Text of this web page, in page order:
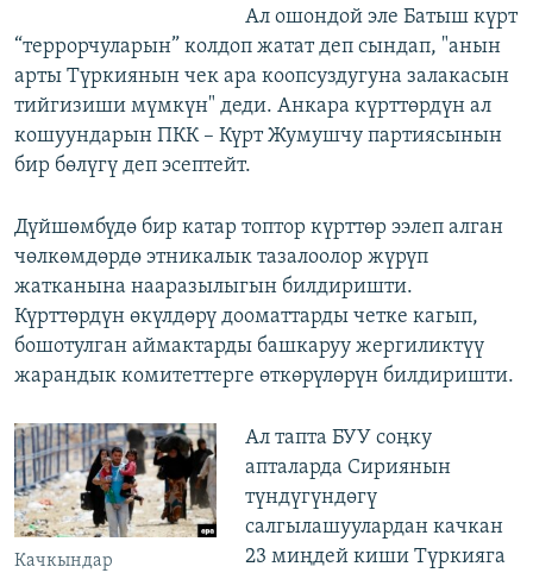
Ал ошондой эле Батыш күрт
“террорчуларын” колдоп жатат деп сындап, "анын
арты Түркиянын чек ара коопсуздугуна залакасын
тийгизиши мүмкүн" деди. Анкара күрттөрдүн ал
кошуундарын ПКК – Күрт Жумушчу партиясынын
бир бөлүгү деп эсептейт.
Дүйшөмбүдө бир катар топтор күрттөр ээлеп алган
чөлкөмдөрдө этникалык тазалоолор жүрүп
жатканына нааразылыгын билдиришти.
Күрттөрдүн өкүлдөрү дооматтарды четке кагып,
бошотулган аймактарды башкаруу жергиликтүү
жарандык комитеттерге өткөрүлөрүн билдиришти.
Качкындар
Ал тапта БУУ соңку
апталарда Сириянын
түндүгүндөгү
салгылашуулардан качкан
23 миңдей киши Түркияга